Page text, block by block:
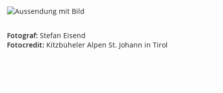
Fotograf: Stefan Eisend
Fotocredit: Kitzbüheler Alpen St. Johann in Tirol